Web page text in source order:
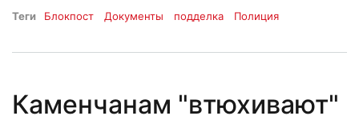
Теги Блокпост Документы подделка Полиция
Каменчанам "втюхивают"